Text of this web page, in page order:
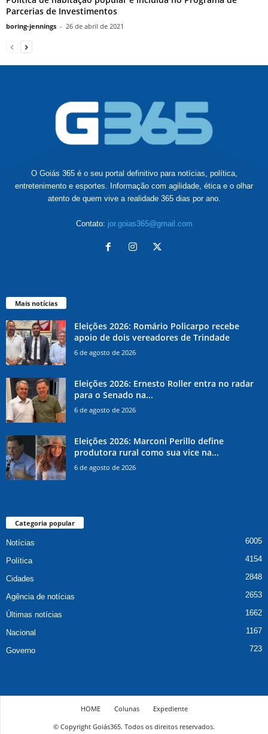
Parcerias de Investimentos
boring-jennings - 26 de abril de 2021
O Goiás 365 é o seu portal definitivo para notícias, política,
entretenimento e esportes. Informação com agilidade, ética e o olhar
atento de quem vive a realidade 365 dias por ano.
Contato: jor.goias365@gmail.com
Mais notícias
Eleições 2026: Romário Policarpo recebe
apoio de dois vereadores de Trindade
6 de agosto de 2026
Eleições 2026: Ernesto Roller entra no radar
para o Senado na...
6 de agosto de 2026
Eleições 2026: Marconi Perillo define
produtora rural como sua vice na...
6 de agosto de 2026
Categoria popular
Notícias 6005
Política 4154
Cidades 2848
Agência de notícias 2653
Últimas notícias 1662
Nacional 1167
Governo 723
HOME Colunas
Expediente
© Copyright Goiás365. Todos os direitos reservados.